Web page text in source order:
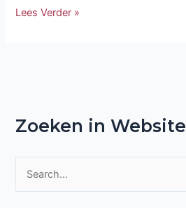
Lees Verder »
Zoeken in Website